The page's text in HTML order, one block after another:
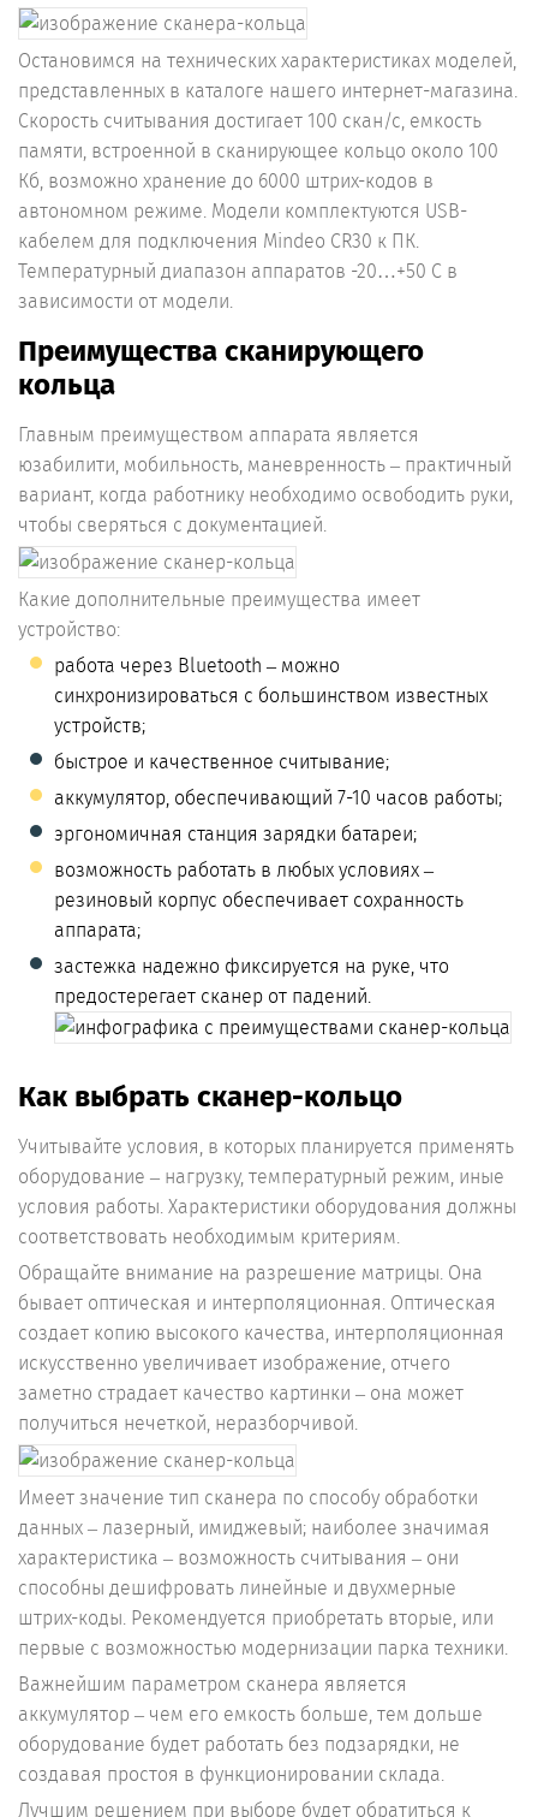
Остановимся на технических характеристиках моделей,
представленных в каталоге нашего интернет-магазина.
Скорость считывания достигает 100 скан/с, емкость
памяти, встроенной в сканирующее кольцо около 100
Кб, возможно хранение до 6000 штрих-кодов в
автономном режиме. Модели комплектуются USB-
кабелем для подключения Mindeo CR30 к ПК.
Температурный диапазон аппаратов -20…+50 С в
зависимости от модели.
Преимущества сканирующего
кольца
Главным преимуществом аппарата является
юзабилити, мобильность, маневренность – практичный
вариант, когда работнику необходимо освободить руки,
чтобы сверяться с документацией.
Какие дополнительные преимущества имеет
устройство:
работа через Bluetooth – можно
синхронизироваться с большинством известных
устройств;
быстрое и качественное считывание;
аккумулятор, обеспечивающий 7-10 часов работы;
эргономичная станция зарядки батареи;
возможность работать в любых условиях –
резиновый корпус обеспечивает сохранность
аппарата;
застежка надежно фиксируется на руке, что
предостерегает сканер от падений.
Как выбрать сканер-кольцо
Учитывайте условия, в которых планируется применять
оборудование – нагрузку, температурный режим, иные
условия работы. Характеристики оборудования должны
соответствовать необходимым критериям.
Обращайте внимание на разрешение матрицы. Она
бывает оптическая и интерполяционная. Оптическая
создает копию высокого качества, интерполяционная
искусственно увеличивает изображение, отчего
заметно страдает качество картинки – она может
получиться нечеткой, неразборчивой.
Имеет значение тип сканера по способу обработки
данных – лазерный, имиджевый; наиболее значимая
характеристика – возможность считывания – они
способны дешифровать линейные и двухмерные
штрих-коды. Рекомендуется приобретать вторые, или
первые с возможностью модернизации парка техники.
Важнейшим параметром сканера является
аккумулятор – чем его емкость больше, тем дольше
оборудование будет работать без подзарядки, не
создавая простоя в функционировании склада.
Лучшим решением при выборе будет обратиться к